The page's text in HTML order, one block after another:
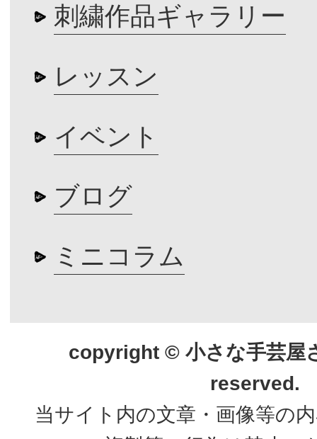
刺繍作品ギャラリー
レッスン
イベント
ブログ
ミニコラム
copyright © 小さな手芸屋
reserved.
当サイト内の文章・画像等の